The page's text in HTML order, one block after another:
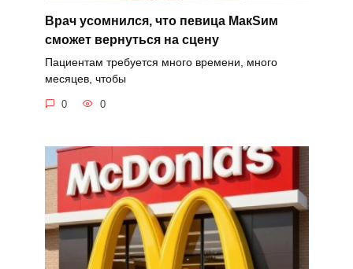
Врач усомнился, что певица MaкSим
сможет вернуться на сцену
Пациентам требуется много времени, много
месяцев, чтобы
0 0